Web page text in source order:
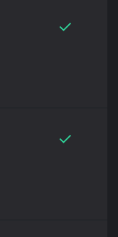
✓
✓